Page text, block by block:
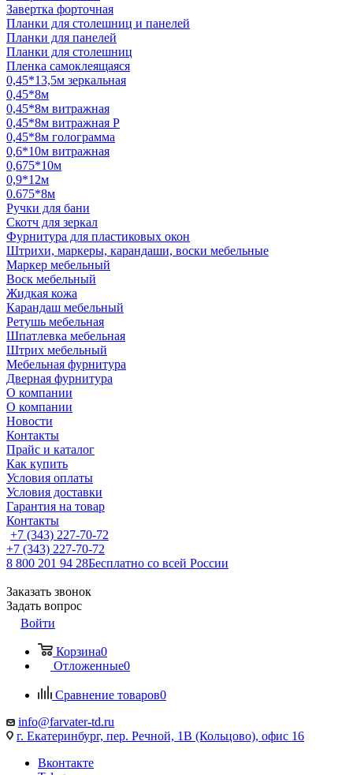
Завертка форточная
Планки для столешниц и панелей
Планки для панелей
Планки для столешниц
Пленка самоклеящаяся
0,45*13,5м зеркальная
0,45*8м
0,45*8м витражная
0,45*8м витражная Р
0,45*8м голограмма
0,6*10м витражная
0,675*10м
0,9*12м
0.675*8м
Ручки для бани
Скотч для зеркал
Фурнитура для пластиковых окон
Штрихи, маркеры, карандаши, воски мебельные
Маркер мебельный
Воск мебельный
Жидкая кожа
Карандаш мебельный
Ретушь мебельная
Шпатлевка мебельная
Штрих мебельный
Мебельная фурнитура
Дверная фурнитура
О компании
О компании
Новости
Контакты
Прайс и каталог
Как купить
Условия оплаты
Условия доставки
Гарантия на товар
Контакты
+7 (343) 227-70-72
+7 (343) 227-70-72
8 800 201 94 28Бесплатно со всей России
Заказать звонок
Задать вопрос
Войти
Корзина0
Отложенные0
Сравнение товаров0
info@farvater-td.ru
г. Екатеринбург, пер. Речной, 1В (Кольцово), офис 16
Вконтакте